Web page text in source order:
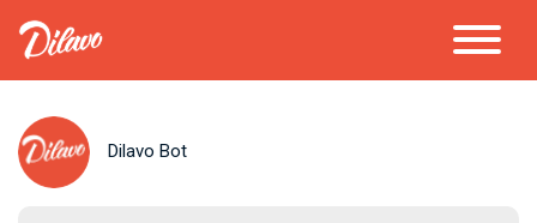
Dilavo Bot